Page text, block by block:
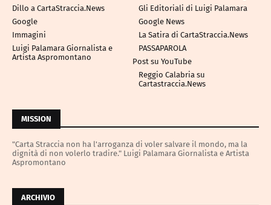
Dillo a CartaStraccia.News
Gli Editoriali di Luigi Palamara
Google
Google News
Immagini
La Satira di CartaStraccia.News
Luigi Palamara Giornalista e
Artista Aspromontano
PASSAPAROLA
Post su YouTube
Reggio Calabria su
Cartastraccia.News
MISSION
"Carta Straccia non ha l'arroganza di voler salvare il mondo, ma la
dignità di non volerlo tradire." Luigi Palamara Giornalista e Artista
Aspromontano
ARCHIVIO